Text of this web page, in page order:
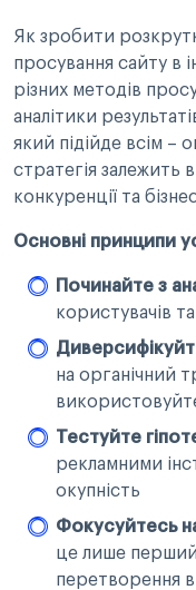
Як зробити
просування сайту в
різних методів
аналітики
який підійде всім –
стратегія залежить
конкуренції та
Основні принципи
Починайте з
користувачів
на органічний
Тестуйте
рекламними
окупність
Фокусуйтесь
це лише перший
перетворення